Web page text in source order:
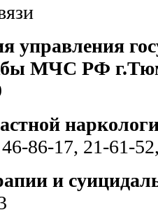
управления
МЧС РФ
86-17, 21-61-
и